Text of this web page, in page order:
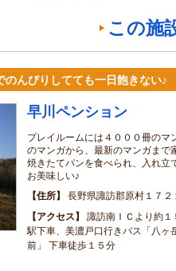
この施
んびりしてても一日飽きない♪
早川ペンション
プレイルームには４０００冊のマ
のマンガから、最新のマンガまで
焼きたてパンを食べられ、入れ立
お美味しい♪
住所
長野県諏訪郡原村１７２
アクセス
諏訪南ＩＣより約
駅下車、美濃戸口行きバス「八ヶ
前」 下車徒歩１５分